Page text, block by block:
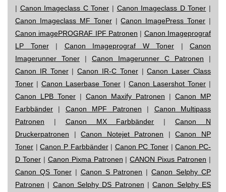
| Canon Imageclass C Toner | Canon Imageclass D Toner |
Canon Imageclass MF Toner|Canon ImagePress Toner |
Canon imagePROGRAF IPF Patronen | Canon Imageprograf
LP Toner| Canon Imageprograf W Toner | Canon
Imagerunner Toner | Canon Imagerunner C Patronen |
Canon IR Toner|Canon IR-C Toner|Canon Laser Class
Toner | Canon Laserbase Toner | Canon Lasershot Toner |
Canon LPB Toner | Canon Maxify Patronen | Canon MP
Farbbänder | Canon MPF Patronen | Canon Multipass
Patronen | Canon MX Farbbänder |Canon N
Druckerpatronen |Canon Notejet Patronen |Canon NP
Toner |Canon P Farbbänder| Canon PC Toner |Canon PC-
D Toner| Canon Pixma Patronen |CANON Pixus Patronen |
Canon QS Toner| Canon S Patronen |Canon Selphy CP
Patronen | Canon Selphy DS Patronen |Canon Selphy ES